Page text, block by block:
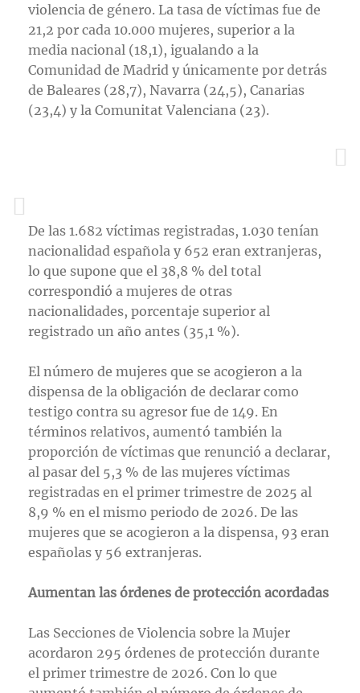
violencia de género. La tasa de víctimas fue de
21,2 por cada 10.000 mujeres, superior a la
media nacional (18,1), igualando a la
Comunidad de Madrid y únicamente por detrás
de Baleares (28,7), Navarra (24,5), Canarias
(23,4) y la Comunitat Valenciana (23).
De las 1.682 víctimas registradas, 1.030 tenían
nacionalidad española y 652 eran extranjeras,
lo que supone que el 38,8 % del total
correspondió a mujeres de otras
nacionalidades, porcentaje superior al
registrado un año antes (35,1 %).
El número de mujeres que se acogieron a la
dispensa de la obligación de declarar como
testigo contra su agresor fue de 149. En
términos relativos, aumentó también la
proporción de víctimas que renunció a declarar,
al pasar del 5,3 % de las mujeres víctimas
registradas en el primer trimestre de 2025 al
8,9 % en el mismo periodo de 2026. De las
mujeres que se acogieron a la dispensa, 93 eran
españolas y 56 extranjeras.
Aumentan las órdenes de protección acordadas
Las Secciones de Violencia sobre la Mujer
acordaron 295 órdenes de protección durante
el primer trimestre de 2026. Con lo que